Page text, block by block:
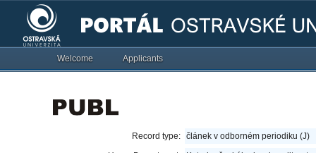
Welcome Applicants
Record type: článek v odborném periodiku (J)